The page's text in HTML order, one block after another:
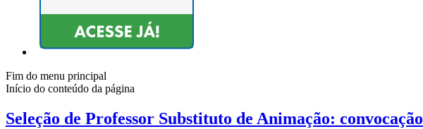
Fim do menu principal
Início do conteúdo da página
Seleção de Professor Substituto de Animação: convocação